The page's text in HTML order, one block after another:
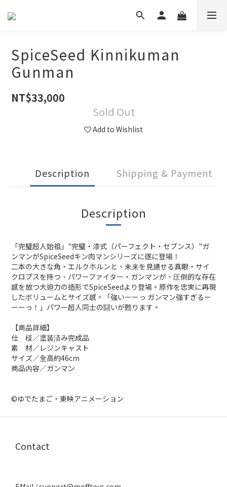
SpiceSeed Kinnikuman
Gunman
NT$33,000
Sold Out
Add to Wishlist
Description Shipping & Payment
Description
「完璧超人始祖」"完璧・漆式（パーフェクト・セブンス）"ガ
ンマンがSpiceSeedキン肉マンシリーズに遂に登場！
二本の大きな角・エルクホルンと、未来を見通せる真眼・サイ
クロプスを持つ、パワーファイター・ガンマンが、圧倒的な存在
感を放つ大迫力の造形でSpiceSeedより登場。原作を忠実に再現
したボリュームとサイズ感。「強いーーっ ガンマン強すぎるー
ーーっ！」パワー超人同士の闘いが甦ります。
【商品詳細】
仕 様／塗装済み完成品
素 材／レジンキャスト
サイズ／全高約46cm
商品内容／ガンマン
©ゆでたまご・東映アニメーション
Contact